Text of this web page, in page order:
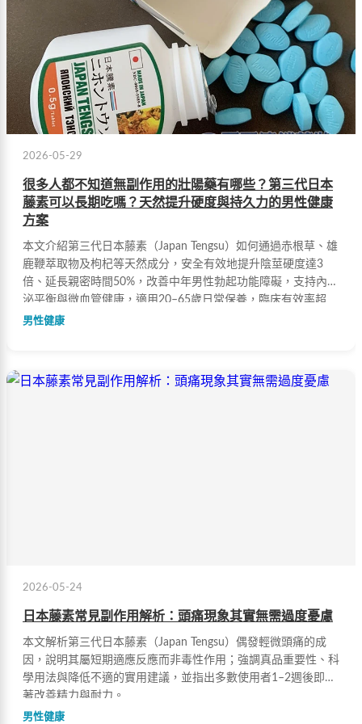
2026-05-29
很多人都不知道無副作用的壯陽藥有哪些？第三代日本
藤素可以長期吃嗎？天然提升硬度與持久力的男性健康
方案
本文介紹第三代日本藤素（Japan Tengsu）如何通過赤根草、雄
鹿鞭萃取物及枸杞等天然成分，安全有效地提升陰莖硬度達3
倍、延長親密時間50%，改善中年男性勃起功能障礙，支持內分
泌平衡與微血管健康，適用20–65歲日常保養，臨床有效率超
98%。
男性健康
2026-05-24
日本藤素常見副作用解析：頭痛現象其實無需過度憂慮
本文解析第三代日本藤素（Japan Tengsu）偶發輕微頭痛的成
因，說明其屬短期適應反應而非毒性作用；強調真品重要性、科
學用法與降低不適的實用建議，並指出多數使用者1–2週後即顯
著改善精力與耐力。
男性健康